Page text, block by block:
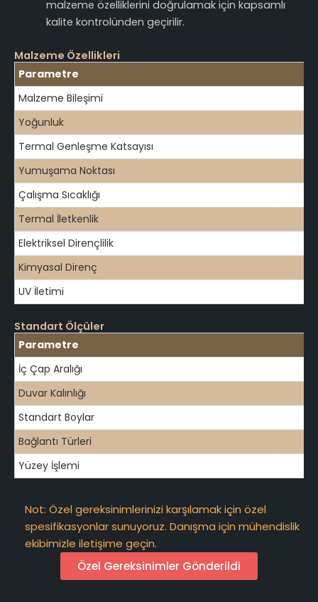
malzeme özelliklerini doğrulamak için kapsamlı
kalite kontrolünden geçirilir.
Malzeme Özellikleri
Parametre
Malzeme Bileşimi
Yoğunluk
Termal Genleşme Katsayısı
Yumuşama Noktası
Çalışma Sıcaklığı
Termal İletkenlik
Elektriksel Dirençlilik
Kimyasal Direnç
UV İletimi
Standart Ölçüler
Parametre
İç Çap Aralığı
Duvar Kalınlığı
Standart Boylar
Bağlantı Türleri
Yüzey İşlemi
Not: Özel gereksinimlerinizi karşılamak için özel
spesifikasyonlar sunuyoruz. Danışma için mühendislik
ekibimizle iletişime geçin.
Özel Gereksinimler Gönderildi